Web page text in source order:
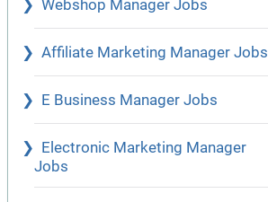
Webshop Manager Jobs
Affiliate Marketing Manager Jobs
E Business Manager Jobs
Electronic Marketing Manager
Jobs